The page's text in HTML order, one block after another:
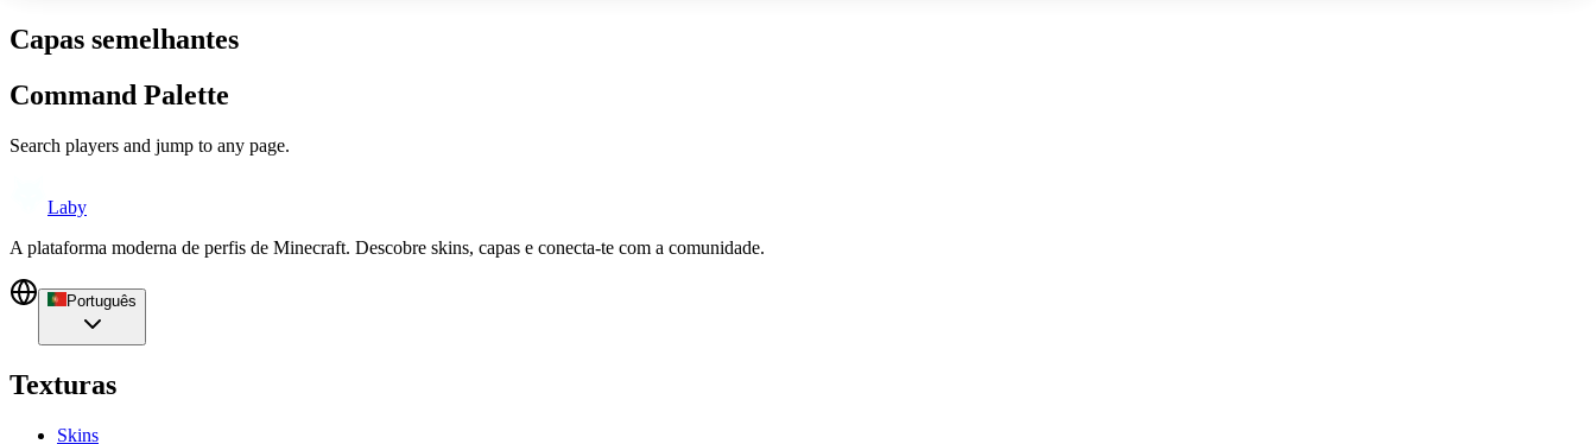
Capas semelhantes
Command Palette
Search players and jump to any page.
Laby
A plataforma moderna de perfis de Minecraft. Descobre skins, capas e conecta-te com a comunidade.
Português
Texturas
Skins